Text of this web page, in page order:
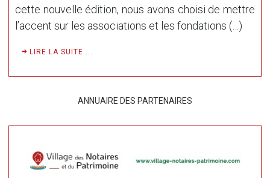
cette nouvelle édition, nous avons choisi de mettre
l’accent sur les associations et les fondations (…)
LIRE LA SUITE ...
ANNUAIRE DES PARTENAIRES